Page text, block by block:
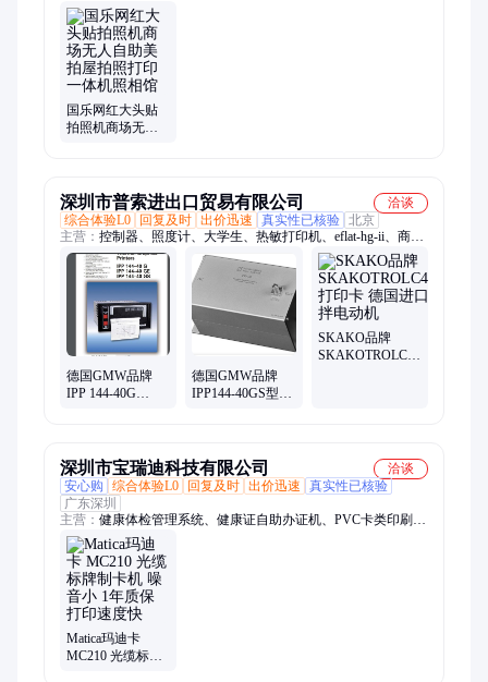
货机、摇摇车、大容量、扭蛋机、篮球机、贩卖机、摇摆车、售
币机、售卖机、礼品机、无人自动、游乐设施、饮料零食、制冷
饮料、电玩城换、旋转木马、商场投放、自动饮料、盲盒机、儿
童投币游戏机
国乐网红大头贴
拍照机商场无人
深圳市普索进出口贸易有限公司
洽谈
综合体验L0
回复及时 出价迅速 真实性已核验 北京
主营： 控制器、照度计、大学生、热敏打印机、eflat-hg-ii、商用
飞机、气动阀门、真空成型机、手持验光计、转速传感器、压力
测试仪、高压发生器、方程式电机、汽车控制开发、6dr5020-
0ng03-0aa0、标准光源灯管
德国GMW品牌
IPP 144-40G
德国GMW品牌
IPP144-40GS型号
SKAKO品牌
SKAKOTROLC400V
深圳市宝瑞迪科技有限公司
洽谈
安心购
综合体验L0 回复及时 出价迅速
真实性已核验
广东深圳
主营： 健康体检管理系统、健康证自助办证机、PVC卡类印刷、
证卡打印机、健康证自助证卡打印机、PVC证卡打印机、国产证
卡打印机、人像卡证卡打印机、社保卡打印机、桌面式打印机、
读者证、健康证卡、Rfid高频超高频图书标签、从业人员健康体
检管理软件、从业人员健康管理系统、从业人员电子健康证、体
检管理系统、校园一卡通、光缆吊牌卡、磁条卡、健康证、体检
系统、从业人员体检管理系统、义齿质保卡、便携式一体机
Matica玛迪卡
MC210 光缆标牌